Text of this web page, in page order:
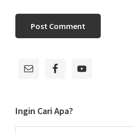
Primary
Ingin Cari Apa?